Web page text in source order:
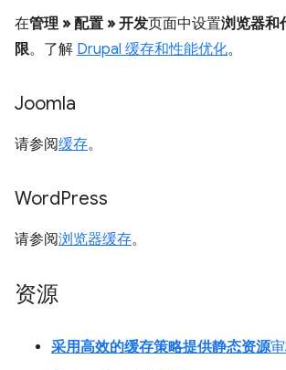
在管理 » 配置 » 开发页面中设置浏览器和
限。了解 Drupal 缓存和性能优化。
Joomla
请参阅缓存。
WordPress
请参阅浏览器缓存。
资源
采用高效的缓存策略提供静态资源